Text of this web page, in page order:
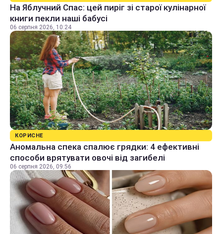
На Яблучний Спас: цей пиріг зі старої кулінарної
книги пекли наші бабусі
06 серпня 2026, 10:24
КОРИСНЕ
Аномальна спека спалює грядки: 4 ефективні
способи врятувати овочі від загибелі
06 серпня 2026, 09:56